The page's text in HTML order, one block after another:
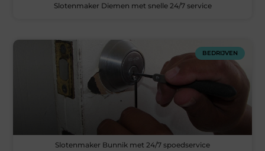
Slotenmaker Diemen met snelle 24/7 service
BEDRIJVEN
Slotenmaker Bunnik met 24/7 spoedservice